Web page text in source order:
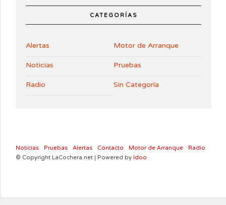
CATEGORÍAS
Alertas Motor de Arranque
Noticias Pruebas
Radio Sin Categoría
Noticias Pruebas Alertas Contacto Motor de Arranque
Radio
© Copyright LaCochera.net | Powered by Idoo